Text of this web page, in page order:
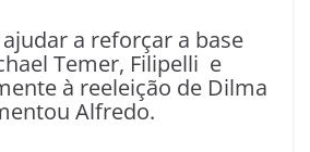
a reforçar a base
Temer, Filipelli e
à reeleição de Dilma
Alfredo.